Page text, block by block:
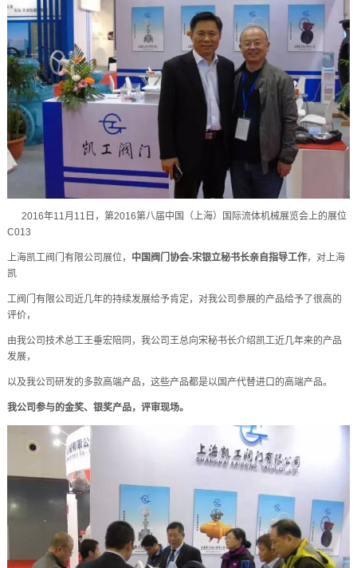
2016年11月11日，第2016第八届中国（上海）国际流体机械展览会上的展位
C013
上海凯工阀门有限公司展位， 中国阀门协会-宋银立秘书长亲自指导工作，对上海
凯
工阀门有限公司近几年的持续发展给予肯定，对我公司参展的产品给予了很高的
评价，
由我公司技术总工王垂宏陪同，我公司王总向宋秘书长介绍凯工近几年来的产品
发展，
以及我公司研发的多款高端产品，这些产品都是以国产代替进口的高端产品。
我公司参与的金奖、银奖产品，评审现场。